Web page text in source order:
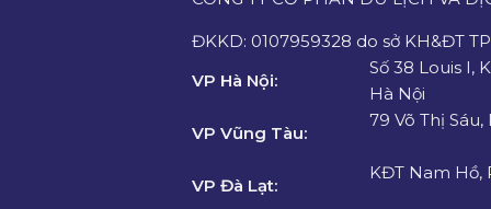
ĐKKD: 0107959328 do sở KH&ĐT
VP Hà Nội:
Số 38 Louis I,
Hà Nội
VP Vũng Tàu:
79 Võ Thị
VP Đà Lạt:
KĐT Nam Hồ,